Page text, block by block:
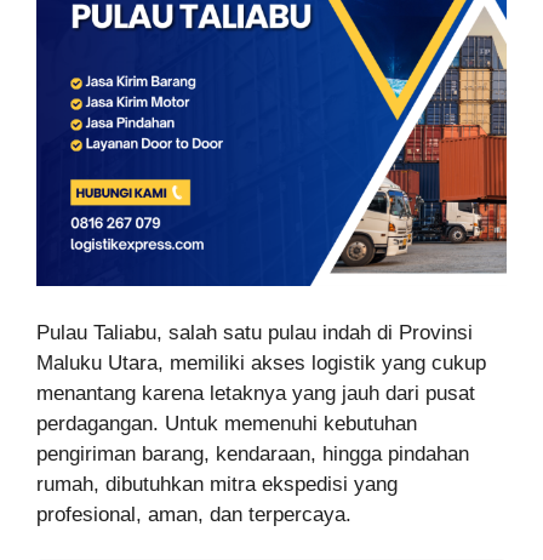
Pulau Taliabu, salah satu pulau indah di Provinsi
Maluku Utara, memiliki akses logistik yang cukup
menantang karena letaknya yang jauh dari pusat
perdagangan. Untuk memenuhi kebutuhan
pengiriman barang, kendaraan, hingga pindahan
rumah, dibutuhkan mitra ekspedisi yang
profesional, aman, dan terpercaya.